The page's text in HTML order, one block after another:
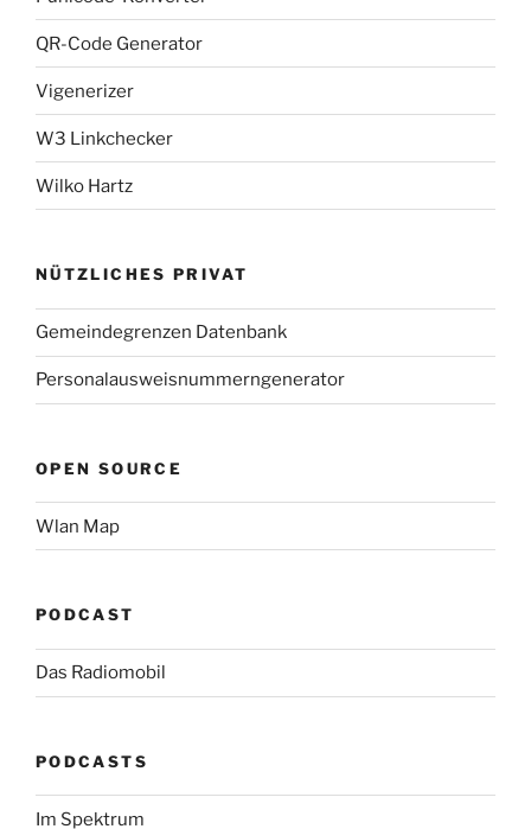
QR-Code Generator
Vigenerizer
W3 Linkchecker
Wilko Hartz
NÜTZLICHES PRIVAT
Gemeindegrenzen Datenbank
Personalausweisnummerngenerator
OPEN SOURCE
Wlan Map
PODCAST
Das Radiomobil
PODCASTS
Im Spektrum